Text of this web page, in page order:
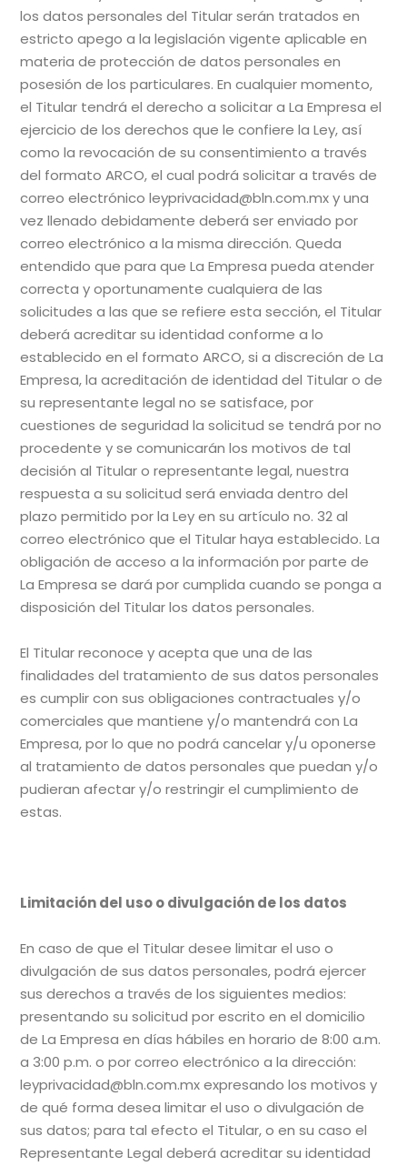
los datos personales del Titular serán tratados en
estricto apego a la legislación vigente aplicable en
materia de protección de datos personales en
posesión de los particulares. En cualquier momento,
el Titular tendrá el derecho a solicitar a La Empresa el
ejercicio de los derechos que le confiere la Ley, así
como la revocación de su consentimiento a través
del formato ARCO, el cual podrá solicitar a través de
correo electrónico leyprivacidad@bln.com.mx y una
vez llenado debidamente deberá ser enviado por
correo electrónico a la misma dirección. Queda
entendido que para que La Empresa pueda atender
correcta y oportunamente cualquiera de las
solicitudes a las que se refiere esta sección, el Titular
deberá acreditar su identidad conforme a lo
establecido en el formato ARCO, si a discreción de La
Empresa, la acreditación de identidad del Titular o de
su representante legal no se satisface, por
cuestiones de seguridad la solicitud se tendrá por no
procedente y se comunicarán los motivos de tal
decisión al Titular o representante legal, nuestra
respuesta a su solicitud será enviada dentro del
plazo permitido por la Ley en su artículo no. 32 al
correo electrónico que el Titular haya establecido. La
obligación de acceso a la información por parte de
La Empresa se dará por cumplida cuando se ponga a
disposición del Titular los datos personales.
El Titular reconoce y acepta que una de las
finalidades del tratamiento de sus datos personales
es cumplir con sus obligaciones contractuales y/o
comerciales que mantiene y/o mantendrá con La
Empresa, por lo que no podrá cancelar y/u oponerse
al tratamiento de datos personales que puedan y/o
pudieran afectar y/o restringir el cumplimiento de
estas.
Limitación del uso o divulgación de los datos
En caso de que el Titular desee limitar el uso o
divulgación de sus datos personales, podrá ejercer
sus derechos a través de los siguientes medios:
presentando su solicitud por escrito en el domicilio
de La Empresa en días hábiles en horario de 8:00 a.m.
a 3:00 p.m. o por correo electrónico a la dirección:
leyprivacidad@bln.com.mx expresando los motivos y
de qué forma desea limitar el uso o divulgación de
sus datos; para tal efecto el Titular, o en su caso el
Representante Legal deberá acreditar su identidad